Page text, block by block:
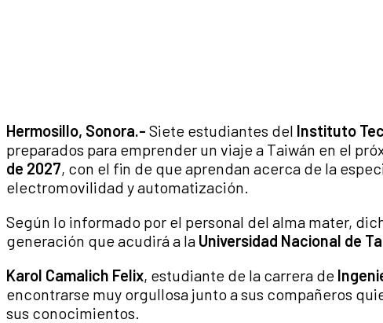
Hermosillo, Sonora.- Siete estudiantes del Instituto
preparados para emprender un viaje a Taiwán en el
de 2027, con el fin de que aprendan acerca de la
electromovilidad y automatización.
Según lo informado por el personal del alma mater,
generación que acudirá a la Universidad Nacional de
Karol Camalich Felix, estudiante de la carrera de
encontrarse muy orgullosa junto a sus compañeros
sus conocimientos.